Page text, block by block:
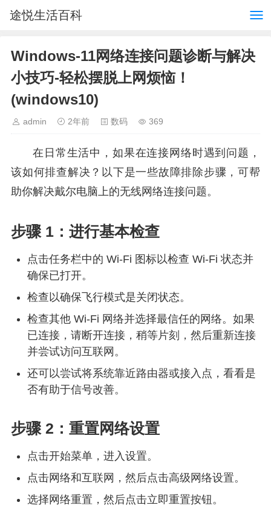
途悦生活百科
Windows-11网络连接问题诊断与解决
小技巧-轻松摆脱上网烦恼！
(windows10)
admin 2年前 数码 369
在日常生活中，如果在连接网络时遇到问题，
该如何排查解决？以下是一些故障排除步骤，可帮
助你解决戴尔电脑上的无线网络连接问题。
步骤 1：进行基本检查
点击任务栏中的 Wi-Fi 图标以检查 Wi-Fi 状态并
确保已打开。
检查以确保飞行模式是关闭状态。
检查其他 Wi-Fi 网络并选择最信任的网络。如果
已连接，请断开连接，稍等片刻，然后重新连接
并尝试访问互联网。
还可以尝试将系统靠近路由器或接入点，看看是
否有助于信号改善。
步骤 2：重置网络设置
点击开始菜单，进入设置。
点击网络和互联网，然后点击高级网络设置。
选择网络重置，然后点击立即重置按钮。